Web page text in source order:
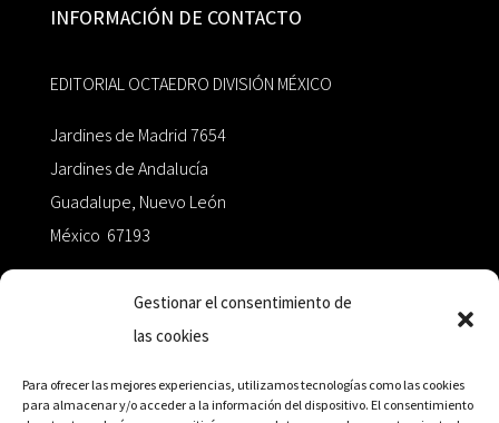
Gestionar el consentimiento de
las cookies
Para ofrecer las mejores experiencias, utilizamos tecnologías como las cookies
para almacenar y/o acceder a la información del dispositivo. El consentimiento
INFORMACIÓN DE CONTACTO
EDITORIAL OCTAEDRO DIVISIÓN MÉXICO
Jardines de Madrid 7654
Jardines de Andalucía
Guadalupe, Nuevo León
México 67193
+52 811.499.5638